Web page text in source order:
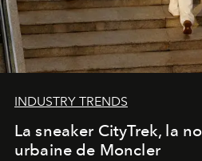
INDUSTRY TRENDS
La sneaker CityTrek, la
urbaine de Moncler